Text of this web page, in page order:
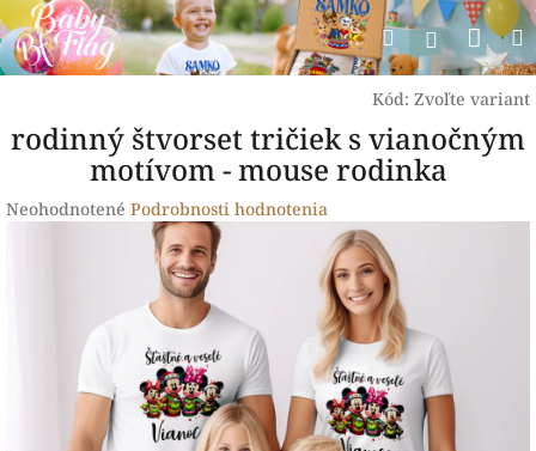
Prejsť
na
obsah
Hľadať
Kód: Zvoľte variant
rodinný štvorset tričiek s vianočným
motívom - mouse rodinka
Priemerné
hviezdičiek.
Neohodnotené Podrobnosti hodnotenia